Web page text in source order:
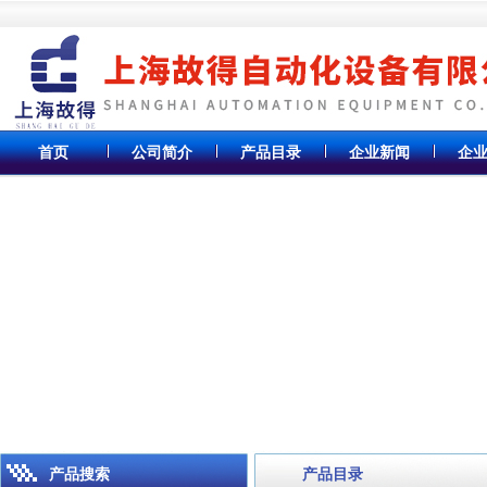
首页 公司简介 产品目录 企业新闻 企
产品目录
产品搜索